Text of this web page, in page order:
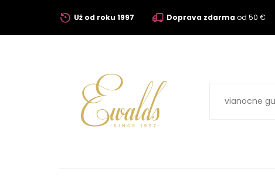
Už od roku 1997 Doprava zdarmaod 50 €